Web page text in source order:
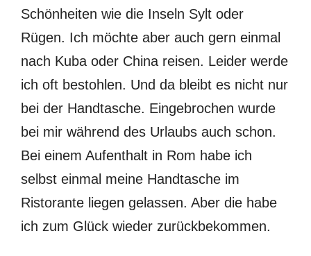
Schönheiten wie die Inseln Sylt oder
Rügen. Ich möchte aber auch gern einmal
nach Kuba oder China reisen. Leider werde
ich oft bestohlen. Und da bleibt es nicht nur
bei der Handtasche. Eingebrochen wurde
bei mir während des Urlaubs auch schon.
Bei einem Aufenthalt in Rom habe ich
selbst einmal meine Handtasche im
Ristorante liegen gelassen. Aber die habe
ich zum Glück wieder zurückbekommen.